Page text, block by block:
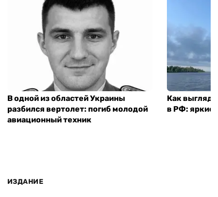
В одной из областей Украины
разбился вертолет: погиб молодой
авиационный техник
Как
в РФ: яркие
ИЗДАНИЕ